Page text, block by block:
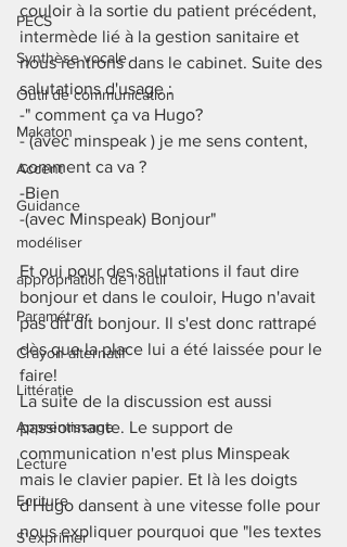
PECS
Synthèse vocale
Outil de communication
Makaton
Accent
Guidance
modéliser
appropriation de l'outil
Paramétrer
Crayon alternatif
Littératie
Apprentissage
Lecture
Ecriture
S'exprimer
couloir à la sortie du patient précédent,
intermède lié à la gestion sanitaire et
nous rentrons dans le cabinet. Suite des
salutations d'usage :
-" comment ça va Hugo?
- (avec minspeak ) je me sens content,
comment ca va ?
-Bien
-(avec Minspeak) Bonjour"
Et oui pour des salutations il faut dire
bonjour et dans le couloir, Hugo n'avait
pas dit dit bonjour. Il s'est donc rattrapé
dès que la place lui a été laissée pour le
faire!
La suite de la discussion est aussi
passionnante. Le support de
communication n'est plus Minspeak
mais le clavier papier. Et là les doigts
d'Hugo dansent à une vitesse folle pour
nous expliquer pourquoi que "les textes